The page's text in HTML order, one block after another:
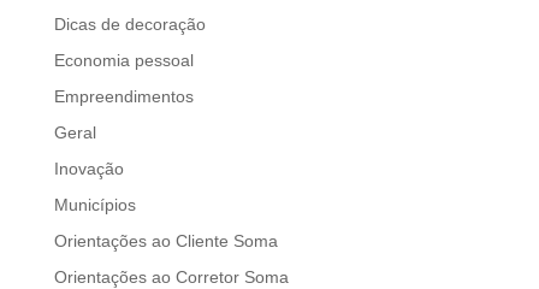
Dicas de decoração
Economia pessoal
Empreendimentos
Geral
Inovação
Municípios
Orientações ao Cliente Soma
Orientações ao Corretor Soma